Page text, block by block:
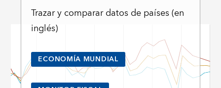
Trazar y comparar datos de países (en
inglés)
ECONOMÍA MUNDIAL